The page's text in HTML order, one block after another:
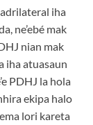
iha
ne’ebé mak
nian mak
iha atuasaun
PDHJ la hola
ekipa halo
lori kareta